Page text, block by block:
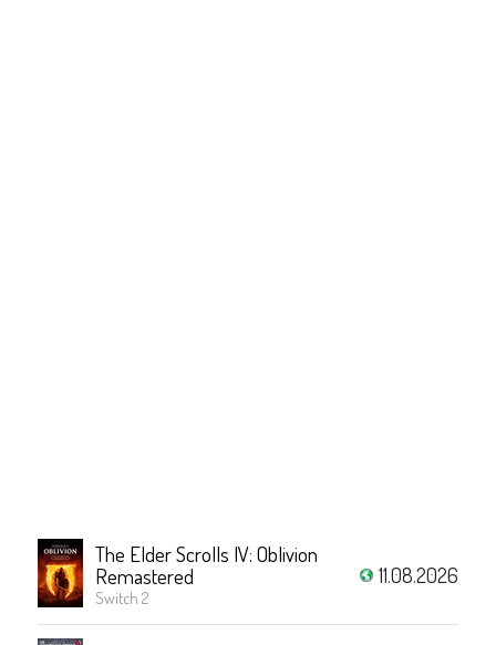
The Elder Scrolls IV: Oblivion
Remastered
Switch 2
11.08.2026